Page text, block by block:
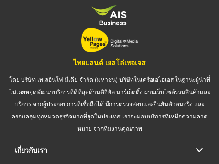
ไทยแลนด์ เยลโล่เพจเจส
โดย บริษัท เทเลอินโฟ มีเดีย จำกัด (มหาชน) บริษัทในเครือเอไอเอส ในฐานะผู้นำที่
ไม่เคยหยุดพัฒนาบริการที่ดีที่สุดด้านดิจิทัล มาร์เก็ตติ้ง ผ่านเว็บไซต์รวมสินค้าและ
บริการ จากผู้ประกอบการที่เชื่อถือได้ มีการตรวจสอบและยืนยันตัวตนจริง และ
ครอบคลุมทุกหมวดธุรกิจมากที่สุดในประเทศ เราจะมอบบริการที่เหนือความคาด
หมาย จากทีมงานคุณภาพ
เกี่ยวกับเรา